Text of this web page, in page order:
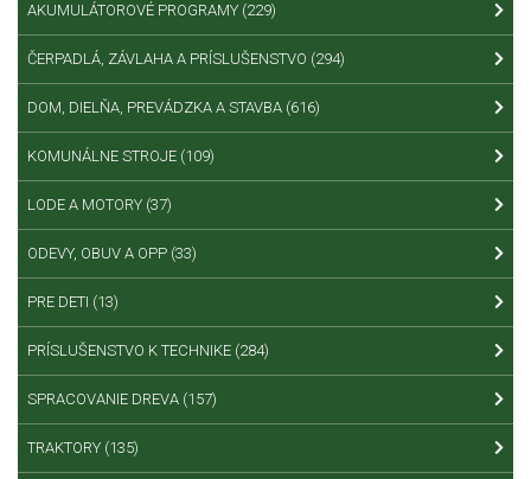
AKUMULÁTOROVÉ PROGRAMY (229)
ČERPADLÁ, ZÁVLAHA A PRÍSLUŠENSTVO (294)
DOM, DIELŇA, PREVÁDZKA A STAVBA (616)
KOMUNÁLNE STROJE (109)
LODE A MOTORY (37)
ODEVY, OBUV A OPP (33)
PRE DETI (13)
PRÍSLUŠENSTVO K TECHNIKE (284)
SPRACOVANIE DREVA (157)
TRAKTORY (135)